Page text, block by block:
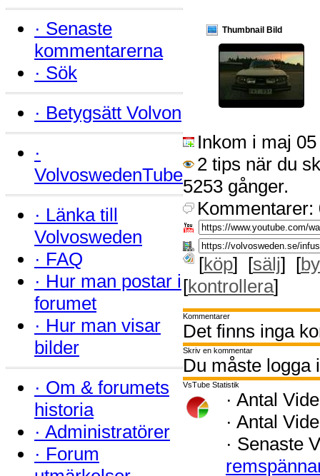
· Senaste
kommentarerna
· Sök
· Betygsätt Volvon
·
VolvoswedenTube
· Länka till
Volvosweden
· FAQ
· Hur man postar i
forumet
· Hur man visar
bilder
· Om & forumets
historia
· Administratörer
· Forum
Thumbnail Bild
Inkom i maj
2 tips när du
5253 gånger.
Kommentarer:
[köp] [sälj] [
[kontrollera]
Kommentarer
Det finns inga
Skriv en kommentar
Du måste logga
VsTube Statistik
· Antal
· Antal
· Senaste